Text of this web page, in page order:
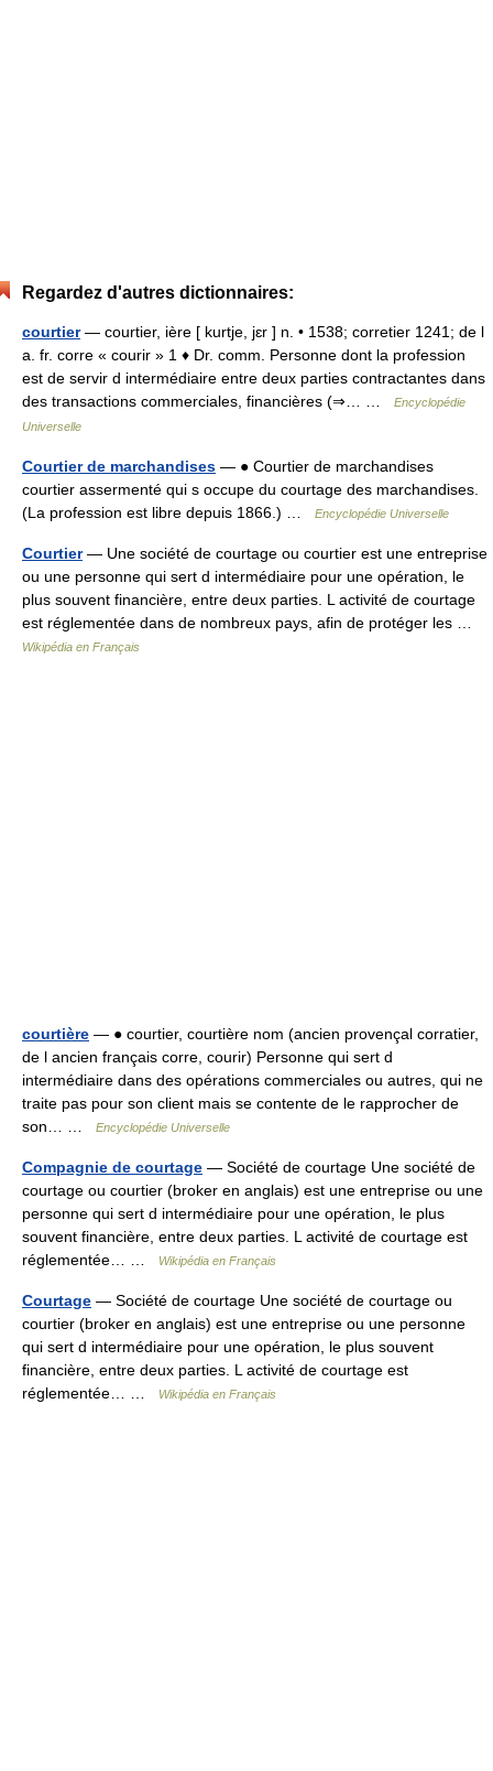
Regardez d'autres dictionnaires:
courtier— courtier, ière [ kurtje, jɛr ] n. • 1538; corretier 1241; de l
a. fr. corre « courir » 1 ♦ Dr. comm. Personne dont la profession
est de servir d intermédiaire entre deux parties contractantes dans
des transactions commerciales, financières (⇒… …
Encyclopédie
Universelle
Courtier de marchandises — ● Courtier de marchandises
courtier assermenté qui s occupe du courtage des marchandises.
(La profession est libre depuis 1866.) …
Encyclopédie Universelle
Courtier— Une société de courtage ou courtier est une entreprise
ou une personne qui sert d intermédiaire pour une opération, le
plus souvent financière, entre deux parties. L activité de courtage
est réglementée dans de nombreux pays, afin de protéger les …
Wikipédia en Français
courtière — ● courtier, courtière nom (ancien provençal corratier,
de l ancien français corre, courir) Personne qui sert d
intermédiaire dans des opérations commerciales ou autres, qui ne
traite pas pour son client mais se contente de le rapprocher de
son… …
Encyclopédie Universelle
Compagnie de courtage — Société de courtage Une société de
courtage ou courtier (broker en anglais) est une entreprise ou une
personne qui sert d intermédiaire pour une opération, le plus
souvent financière, entre deux parties. L activité de courtage est
réglementée… …
Wikipédia en Français
Courtage — Société de courtage Une société de courtage ou
courtier (broker en anglais) est une entreprise ou une personne
qui sert d intermédiaire pour une opération, le plus souvent
financière, entre deux parties. L activité de courtage est
réglementée… …
Wikipédia en Français